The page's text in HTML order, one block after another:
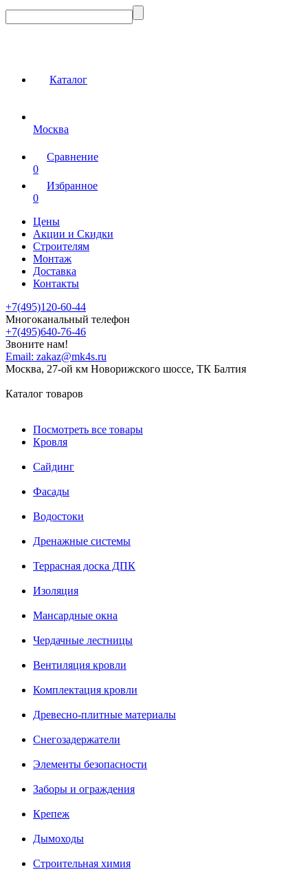
Каталог
Москва
Сравнение
0
Избранное
0
Цены
Акции и Скидки
Строителям
Монтаж
Доставка
Контакты
+7(495)120-60-44
Многоканальный телефон
+7(495)640-76-46
Звоните нам!
Email: zakaz@mk4s.ru
Москва, 27-ой км Новорижского шоссе, ТК Балтия
Каталог товаров
Посмотреть все товары
Кровля
Сайдинг
Фасады
Водостоки
Дренажные системы
Террасная доска ДПК
Изоляция
Мансардные окна
Чердачные лестницы
Вентиляция кровли
Комплектация кровли
Древесно-плитные материалы
Снегозадержатели
Элементы безопасности
Заборы и ограждения
Крепеж
Дымоходы
Строительная химия